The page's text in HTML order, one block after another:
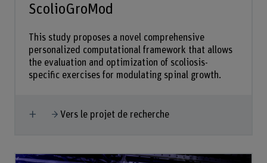
ScolioGroMod
This study proposes a novel comprehensive
personalized computational framework that allows
the evaluation and optimization of scoliosis-
specific exercises for modulating spinal growth.
Afficher plus
Vers le projet de recherche